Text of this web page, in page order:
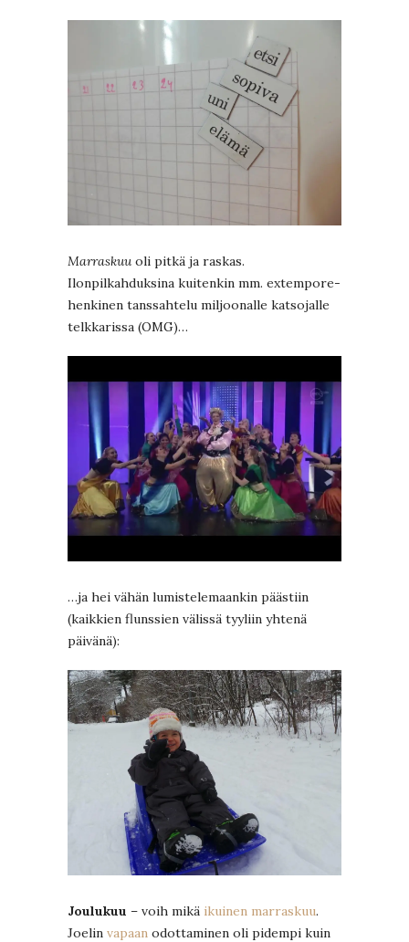
Marraskuu oli pitkä ja raskas.
Ilonpilkahduksina kuitenkin mm. extempore-
henkinen tanssahtelu miljoonalle katsojalle
telkkarissa (OMG)…
…ja hei vähän lumistelemaankin päästiin
(kaikkien flunssien välissä tyyliin yhtenä
päivänä):
Joulukuu – voih mikä ikuinen marraskuu.
Joelin vapaan odottaminen oli pidempi kuin